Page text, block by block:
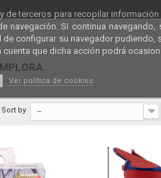
de terceros para recopilar
navegación. Si continua
configurar su navegador pudiendo,
cuenta que dicha acción podrá
Ver política de cookies
Sort by --